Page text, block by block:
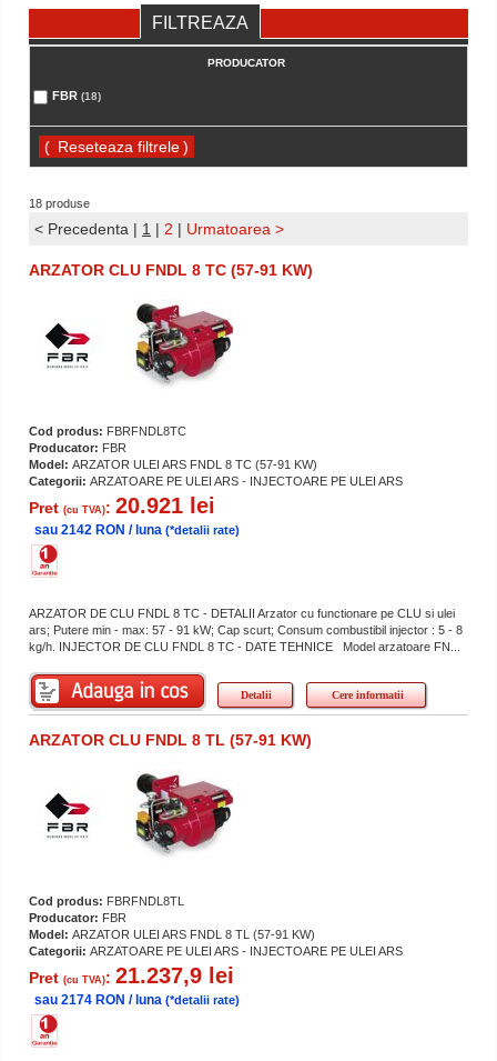
FILTREAZA
PRODUCATOR
FBR (18)
( )
18 produse
< Precedenta | 1 | 2 | Urmatoarea >
ARZATOR CLU FNDL 8 TC (57-91 KW)
Cod produs: FBRFNDL8TC
Producator: FBR
Model: ARZATOR ULEI ARS FNDL 8 TC (57-91 KW)
Categorii: ARZATOARE PE ULEI ARS - INJECTOARE PE ULEI ARS
Pret (cu TVA): 20.921 lei
sau 2142 RON / luna (*detalii rate)
ARZATOR DE CLU FNDL 8 TC - DETALII Arzator cu functionare pe CLU si ulei
ars; Putere min - max: 57 - 91 kW; Cap scurt; Consum combustibil injector : 5 - 8
kg/h. INJECTOR DE CLU FNDL 8 TC - DATE TEHNICE Model arzatoare FN...
Detalii Cere informatii
ARZATOR CLU FNDL 8 TL (57-91 KW)
Cod produs: FBRFNDL8TL
Producator: FBR
Model: ARZATOR ULEI ARS FNDL 8 TL (57-91 KW)
Categorii: ARZATOARE PE ULEI ARS - INJECTOARE PE ULEI ARS
Pret (cu TVA): 21.237,9 lei
sau 2174 RON / luna (*detalii rate)